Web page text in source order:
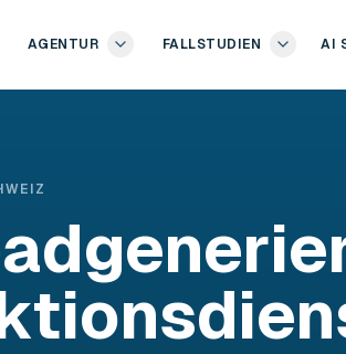
AGENTUR FALLSTUDIEN AI